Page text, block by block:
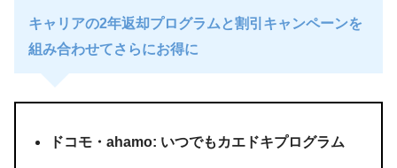
キャリアの2年返却プログラムと割引キャンペーンを
組み合わせてさらにお得に
ドコモ・ahamo: いつでもカエドキプログラム